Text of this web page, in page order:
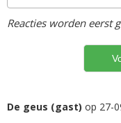
Reacties worden eerst
De geus (gast) op 27-